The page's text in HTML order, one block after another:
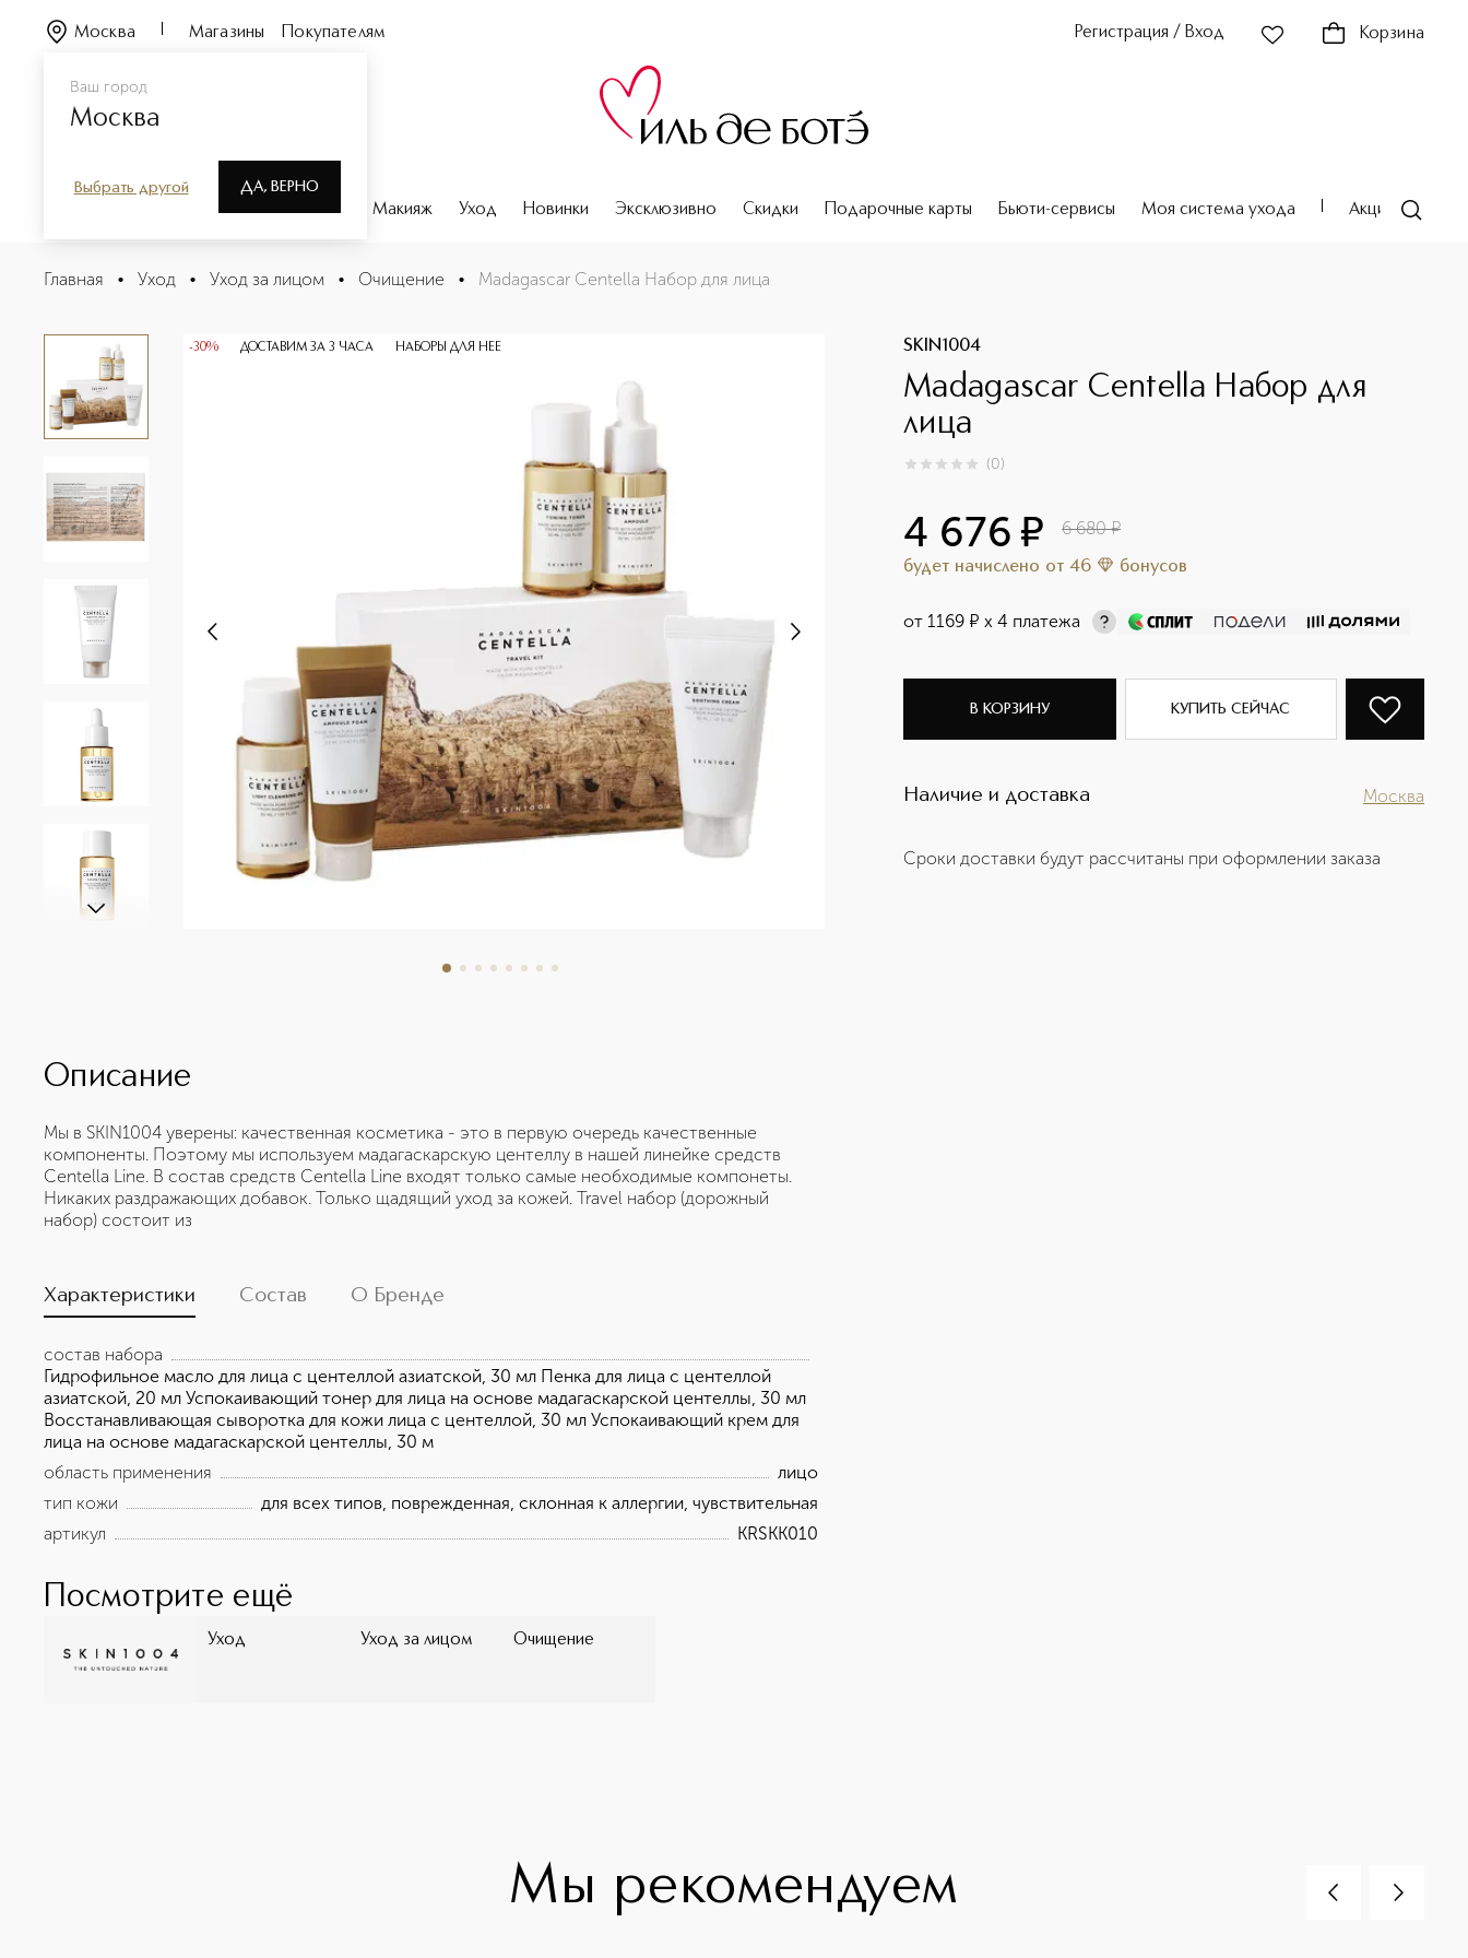
Ваш город
Москва
Выбрать другой ДА, ВЕРНО
Москва Магазины Покупателям Регистрация / Вход Корзина
Парфюмерия Макияж Уход Новинки Эксклюзивно Скидки Подарочные карты Бьюти-сервисы Моя система ухода Акции
Madagascar Centella Набор для лица
Описание
Главная • Уход • Уход за лицом • Очищение • Madagascar Centella Набор для лица
-30% ДОСТАВИМ ЗА 3 ЧАСА НАБОРЫ ДЛЯ НЕЕ SKIN1004
Madagascar Centella Набор для
лица
0из 0 (0)
4 676 ¤ 6 680 ¤
будет начислено от 46 бонусов
от 1169 ¤ х 4 платежа
В КОРЗИНУ КУПИТЬ СЕЙЧАС
Наличие и доставка Москва
Сроки доставки будут рассчитаны при оформлении заказа
Описание
Мы в SKIN1004 уверены: качественная косметика - это в первую очередь качественные
компоненты. Поэтому мы используем мадагаскарскую центеллу в нашей линейке средств
Centella Line. В состав средств Centella Line входят только самые необходимые компонеты.
Никаких раздражающих добавок. Только щадящий уход за кожей. Travel набор (дорожный
набор) состоит из
Характеристики Состав О Бренде
состав набора
Гидрофильное масло для лица с центеллой азиатской, 30 мл Пенка для лица с центеллой
азиатской, 20 мл Успокаивающий тонер для лица на основе мадагаскарской центеллы, 30 мл
Восстанавливающая сыворотка для кожи лица с центеллой, 30 мл Успокаивающий крем для
лица на основе мадагаскарской центеллы, 30 м
область применения
лицо
тип кожи
для всех типов, поврежденная, склонная к аллергии, чувствительная
артикул
KRSKK010
Посмотрите ещё
Уход Уход за лицом Очищение
Мы рекомендуем